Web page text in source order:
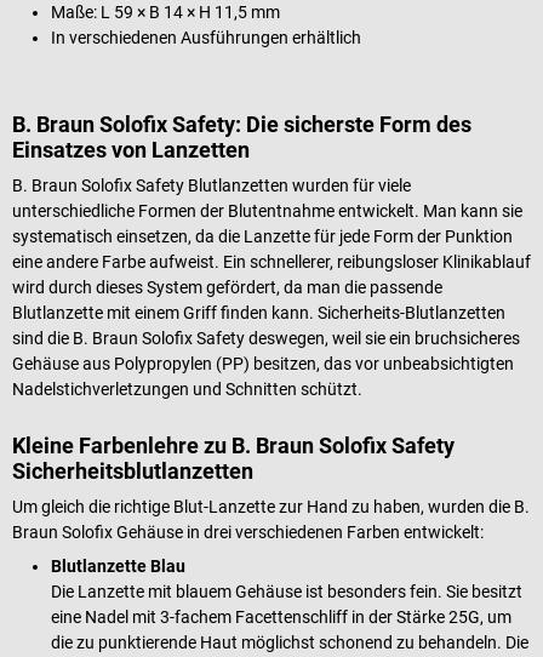
Maße: L 59 × B 14 × H 11,5 mm
In verschiedenen Ausführungen erhältlich
B. Braun Solofix Safety: Die sicherste Form des
Einsatzes von Lanzetten
B. Braun Solofix Safety Blutlanzetten wurden für viele
unterschiedliche Formen der Blutentnahme entwickelt. Man kann sie
systematisch einsetzen, da die Lanzette für jede Form der Punktion
eine andere Farbe aufweist. Ein schnellerer, reibungsloser Klinikablauf
wird durch dieses System gefördert, da man die passende
Blutlanzette mit einem Griff finden kann. Sicherheits-Blutlanzetten
sind die B. Braun Solofix Safety deswegen, weil sie ein bruchsicheres
Gehäuse aus Polypropylen (PP) besitzen, das vor unbeabsichtigten
Nadelstichverletzungen und Schnitten schützt.
Kleine Farbenlehre zu B. Braun Solofix Safety
Sicherheitsblutlanzetten
Um gleich die richtige Blut-Lanzette zur Hand zu haben, wurden die B.
Braun Solofix Gehäuse in drei verschiedenen Farben entwickelt:
Blutlanzette Blau
Die Lanzette mit blauem Gehäuse ist besonders fein. Sie besitzt
eine Nadel mit 3-fachem Facettenschliff in der Stärke 25G, um
die zu punktierende Haut möglichst schonend zu behandeln. Die